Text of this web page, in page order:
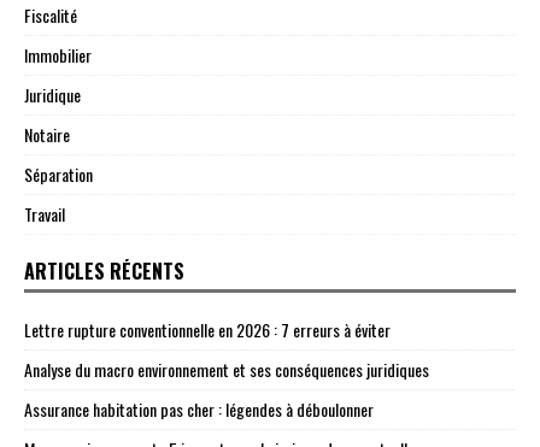
Fiscalité
Immobilier
Juridique
Notaire
Séparation
Travail
ARTICLES RÉCENTS
Lettre rupture conventionnelle en 2026 : 7 erreurs à éviter
Analyse du macro environnement et ses conséquences juridiques
Assurance habitation pas cher : légendes à déboulonner